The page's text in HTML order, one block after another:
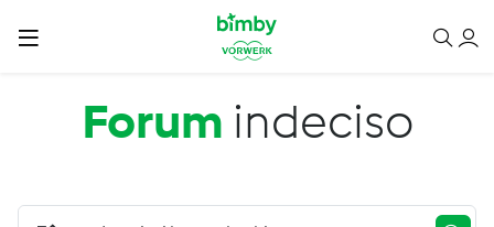
Salta al contenuto principale
Forum indeciso